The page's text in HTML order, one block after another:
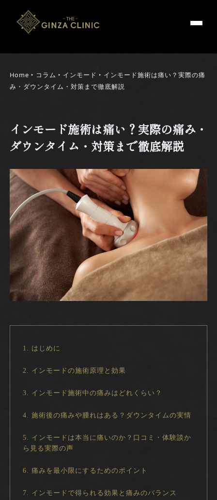
Home ‣ コラム ‣ インモード ‣ インモード施術は痛い？実際の痛
み・ダウンタイム・対策まで徹底解説
インモード施術は痛い？実際の痛み・
ダウンタイム・対策まで徹底解説
1. はじめに
2. インモードの施術原理と効果
3. インモード施術中の痛みはどれくらい？
4. 施術後の痛みや腫れはある？ダウンタイムの実情
5. インモードは本当に痛いのか？口コミ・体験談か
ら見る実際の声
6. 痛みを最小限にするためのポイント
7. インモードで得られる効果と痛みのバランス